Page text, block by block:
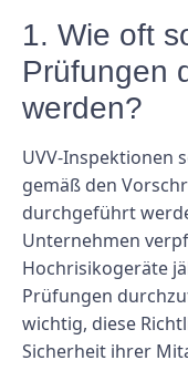
1. Wie oft
Prüfungen
werden?
UVV-Inspektionen
gemäß den
durchgeführt
Unternehmen
Hochrisikogeräte
Prüfungen
wichtig, diese
Sicherheit ihrer